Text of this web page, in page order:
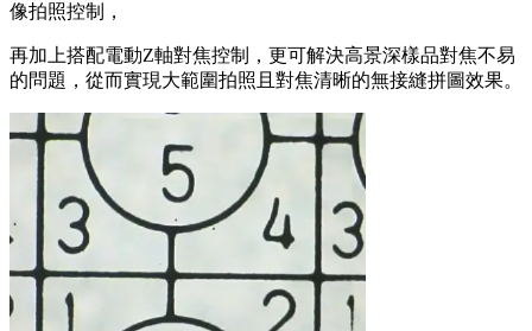
像拍照控制，
再加上搭配電動Z軸對焦控制，更可解決高景深樣品對焦不易
的問題，從而實現大範圍拍照且對焦清晰的無接縫拼圖效果。